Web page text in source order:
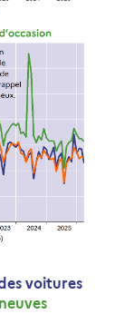
voitures
neuves